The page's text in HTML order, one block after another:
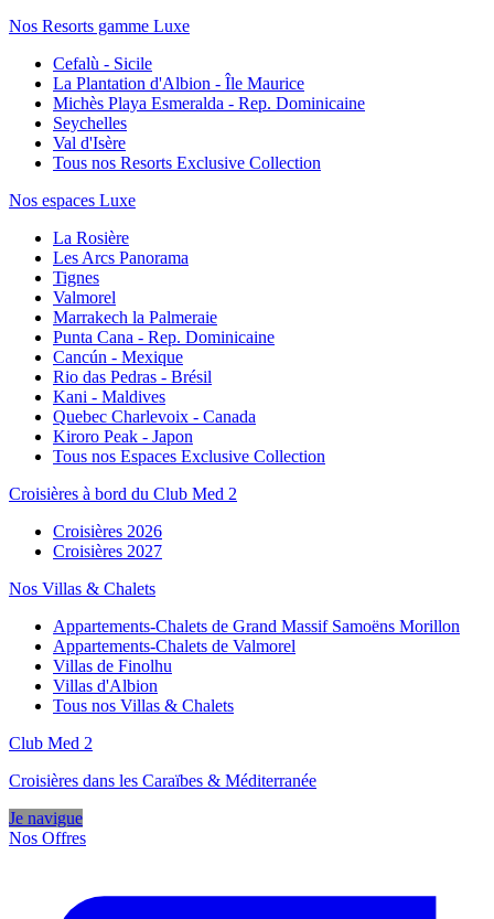
Nos Resorts gamme Luxe
Cefalù - Sicile
La Plantation d'Albion - Île Maurice
Michès Playa Esmeralda - Rep. Dominicaine
Seychelles
Val d'Isère
Tous nos Resorts Exclusive Collection
Nos espaces Luxe
La Rosière
Les Arcs Panorama
Tignes
Valmorel
Marrakech la Palmeraie
Punta Cana - Rep. Dominicaine
Cancún - Mexique
Rio das Pedras - Brésil
Kani - Maldives
Quebec Charlevoix - Canada
Kiroro Peak - Japon
Tous nos Espaces Exclusive Collection
Croisières à bord du Club Med 2
Croisières 2026
Croisières 2027
Nos Villas & Chalets
Appartements-Chalets de Grand Massif Samoëns Morillon
Appartements-Chalets de Valmorel
Villas de Finolhu
Villas d'Albion
Tous nos Villas & Chalets
Club Med 2
Croisières dans les Caraïbes & Méditerranée
Je navigue
Nos Offres